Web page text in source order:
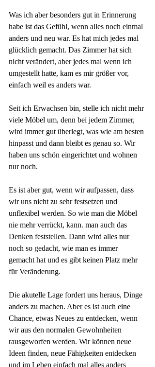
Was ich aber besonders gut in Erinnerung
habe ist das Gefühl, wenn alles noch einmal
anders und neu war. Es hat mich jedes mal
glücklich gemacht. Das Zimmer hat sich
nicht verändert, aber jedes mal wenn ich
umgestellt hatte, kam es mir größer vor,
einfach weil es anders war.
Seit ich Erwachsen bin, stelle ich nicht mehr
viele Möbel um, denn bei jedem Zimmer,
wird immer gut überlegt, was wie am besten
hinpasst und dann bleibt es genau so. Wir
haben uns schön eingerichtet und wohnen
nur noch.
Es ist aber gut, wenn wir aufpassen, dass
wir uns nicht zu sehr festsetzen und
unflexibel werden. So wie man die Möbel
nie mehr verrückt, kann. man auch das
Denken feststellen. Dann wird alles nur
noch so gedacht, wie man es immer
gemacht hat und es gibt keinen Platz mehr
für Veränderung.
Die akutelle Lage fordert uns heraus, Dinge
anders zu machen. Aber es ist auch eine
Chance, etwas Neues zu entdecken, wenn
wir aus den normalen Gewohnheiten
rausgeworfen werden. Wir können neue
Ideen finden, neue Fähigkeiten entdecken
und im Leben einfach mal alles anders